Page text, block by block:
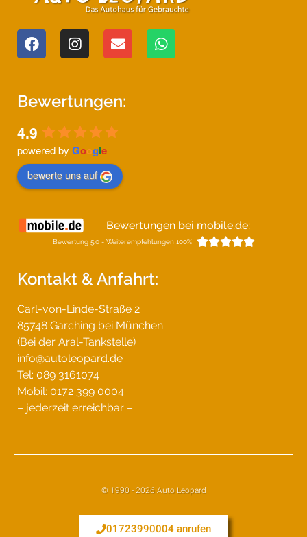
Bewertungen:
4.9
powered by Google
bewerte uns auf
Bewertungen bei mobile.de:
Bewertung 5.0 - Weiterempfehlungen 100% 
Kontakt & Anfahrt:
Carl-von-Linde-Straße 2
85748 Garching bei München
(Bei der Aral-Tankstelle)
info@autoleopard.de
Tel: 089 3161074
Mobil: 0172 399 0004
– jederzeit erreichbar –
© 1990 - 2026 Auto Leopard
01723990004 anrufen